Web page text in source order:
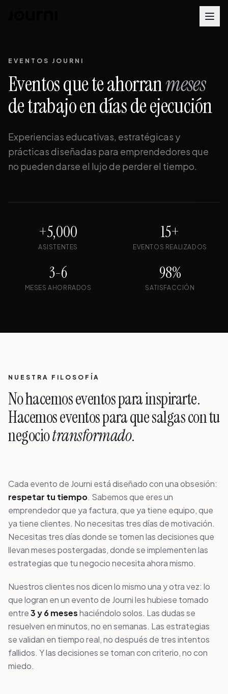
EVENTOS JOURNI
Eventos que te ahorranmeses
de trabajo endíasde ejecución
Experiencias educativas, estratégicas y
prácticas diseñadas para emprendedores que
no pueden darse el lujo de perder el tiempo.
+5,000
ASISTENTES
15+
EVENTOS REALIZADOS
3-6
MESES AHORRADOS
98%
SATISFACCIÓN
NUESTRA FILOSOFÍA
No hacemos eventos para inspirarte.
Hacemos eventos para que salgas con tu
negociotransformado.
Cada evento de Journi está diseñado con una obsesión:
respetar tu tiempo. Sabemos que eres un
emprendedor que ya factura, que ya tiene equipo, que
ya tiene clientes. No necesitas tres días de motivación.
Necesitas tres días donde se tomen las decisiones que
llevan meses postergadas, donde se implementen las
estrategias que tu negocio necesita ahora mismo.
Nuestros clientes nos dicen lo mismo una y otra vez: lo
que logran en un evento de Journi les hubiese tomado
entre3 y 6 meseshaciéndolo solos. Las dudas se
resuelven en minutos, no en semanas. Las estrategias
se validan en tiempo real, no después de tres intentos
fallidos. Y las decisiones se toman con criterio, no con
miedo.